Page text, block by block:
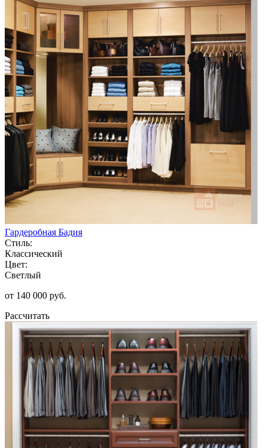
Гардеробная Бадия
Стиль:
Классический
Цвет:
Светлый
от 140 000 руб.
Рассчитать